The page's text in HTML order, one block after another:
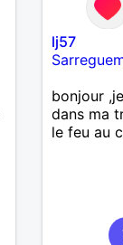
lj57
bonjour
dans ma
le feu au